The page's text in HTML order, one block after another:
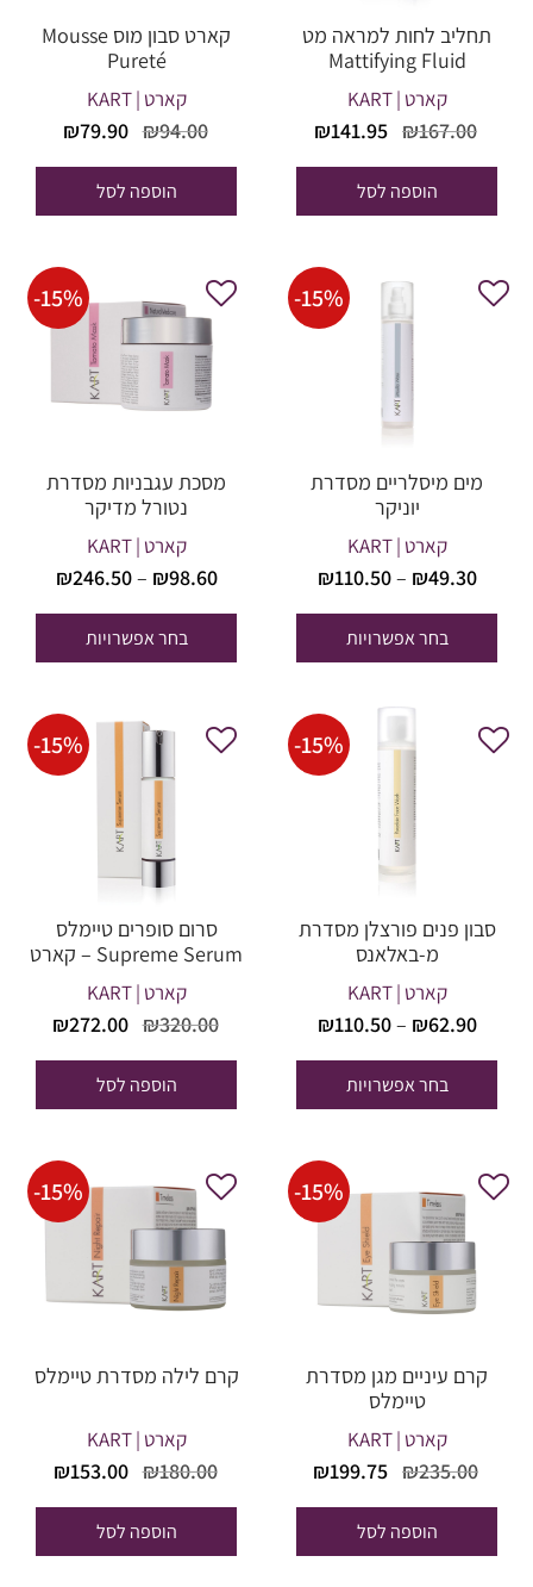
תחליב לחות למראה מט
Mattifying Fluid
קארט | KART
₪167.00
המחיר
₪167.00.
₪141.95
הוספה לסל
קארט סבון מוס Mousse
Pureté
קארט | KART
₪94.00
המחיר
₪94.00.
₪79.90
הוספה לסל
-15%
מים מיסלריים מסדרת
יוניקר
קארט | KART
₪49.30
–
₪110.50
⁦₪110.50⁩
בחר אפשרויות
-15%
מסכת עגבניות מסדרת
נטורל מדיקר
קארט | KART
₪98.60
–
₪246.50
⁦₪246.50⁩
בחר אפשרויות
-15%
סבון פנים פורצלן מסדרת
מ-באלאנס
קארט | KART
₪62.90
–
₪110.50
⁦₪110.50⁩
בחר אפשרויות
-15%
סרום סופרים טיימלס
Supreme Serum – קארט
קארט | KART
₪320.00
המחיר
₪320.00.
₪272.00
הוספה לסל
-15%
קרם עיניים מגן מסדרת
טיימלס
קארט | KART
₪235.00
המחיר
₪235.00.
₪199.75
הוספה לסל
-15%
קרם לילה מסדרת טיימלס
קארט | KART
₪180.00
המחיר
₪180.00.
₪153.00
הוספה לסל